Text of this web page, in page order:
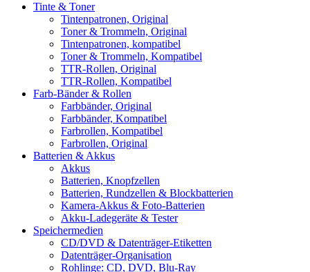
Tinte & Toner
Tintenpatronen, Original
Toner & Trommeln, Original
Tintenpatronen, kompatibel
Toner & Trommeln, Kompatibel
TTR-Rollen, Original
TTR-Rollen, Kompatibel
Farb-Bänder & Rollen
Farbbänder, Original
Farbbänder, Kompatibel
Farbrollen, Kompatibel
Farbrollen, Original
Batterien & Akkus
Akkus
Batterien, Knopfzellen
Batterien, Rundzellen & Blockbatterien
Kamera-Akkus & Foto-Batterien
Akku-Ladegeräte & Tester
Speichermedien
CD/DVD & Datenträger-Etiketten
Datenträger-Organisation
Rohlinge: CD, DVD, Blu-Ray